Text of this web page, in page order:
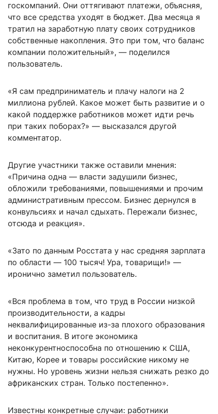
госкомпаний. Они оттягивают платежи, объясняя,
что все средства уходят в бюджет. Два месяца я
тратил на заработную плату своих сотрудников
собственные накопления. Это при том, что баланс
компании положительный», — поделился
пользователь.
«Я сам предприниматель и плачу налоги на 2
миллиона рублей. Какое может быть развитие и о
какой поддержке работников может идти речь
при таких поборах?» — высказался другой
комментатор.
Другие участники также оставили мнения:
«Причина одна — власти задушили бизнес,
обложили требованиями, повышениями и прочим
административным прессом. Бизнес дернулся в
конвульсиях и начал сдыхать. Пережали бизнес,
отсюда и реакция».
«Зато по данным Росстата у нас средняя зарплата
по области — 100 тысяч! Ура, товарищи!» —
иронично заметил пользователь.
«Вся проблема в том, что труд в России низкой
производительности, а кадры
неквалифицированные из-за плохого образования
и воспитания. В итоге экономика
неконкурентноспособна по отношению к США,
Китаю, Корее и товары российские никому не
нужны. Но уровень жизни нельзя снижать резко до
африканских стран. Только постепенно».
Известны конкретные случаи: работники